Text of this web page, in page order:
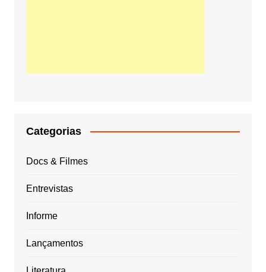
Categorias
Docs & Filmes
Entrevistas
Informe
Lançamentos